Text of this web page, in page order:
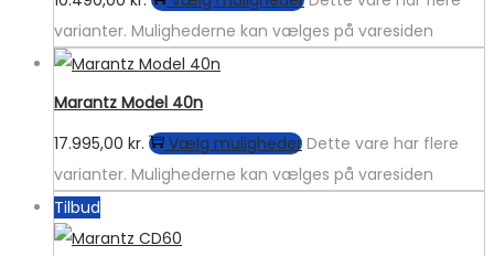
varianter. Mulighederne kan vælges på varesiden
Marantz Model 40n
17.995,00 kr. Vælg muligheder Dette vare har flere
varianter. Mulighederne kan vælges på varesiden
Tilbud